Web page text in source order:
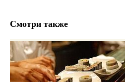
Смотри также